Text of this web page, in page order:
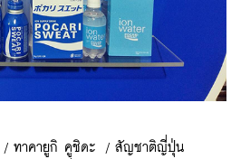
/ ทาคายูกิ คูชิดะ / สัญชาติญี่ปุ่น